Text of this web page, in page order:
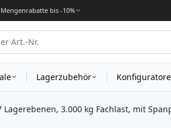
Mengenrabatte bis -10%
Lagerzubehör
Lagerebenen, 3.000 kg Fachlast, mit